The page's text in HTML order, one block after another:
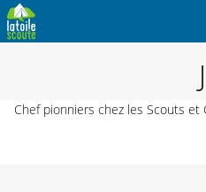
Chef pionniers chez les Scouts et